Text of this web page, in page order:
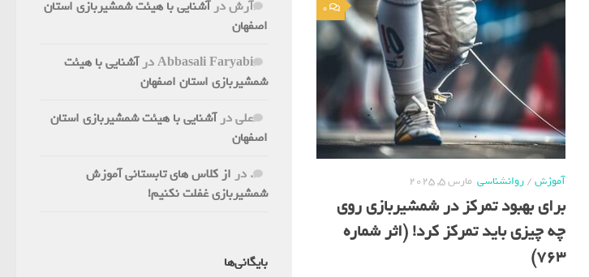
0
آموزش/روانشناسی مارس 5, 2025
برای بهبود تمرکز در شمشیربازی روی
چه چیزی باید تمرکز کرد! (اثر شماره
763)
آرشدرآشنایی با هیئت شمشیربازی استان
اصفهان
Abbasali Faryabiدرآشنایی با هیئت
شمشیربازی استان اصفهان
علیدرآشنایی با هیئت شمشیربازی استان
اصفهان
. در از کلاس های تابستانی آموزش
شمشیربازی غفلت نکنیم!
بایگانی‌ها